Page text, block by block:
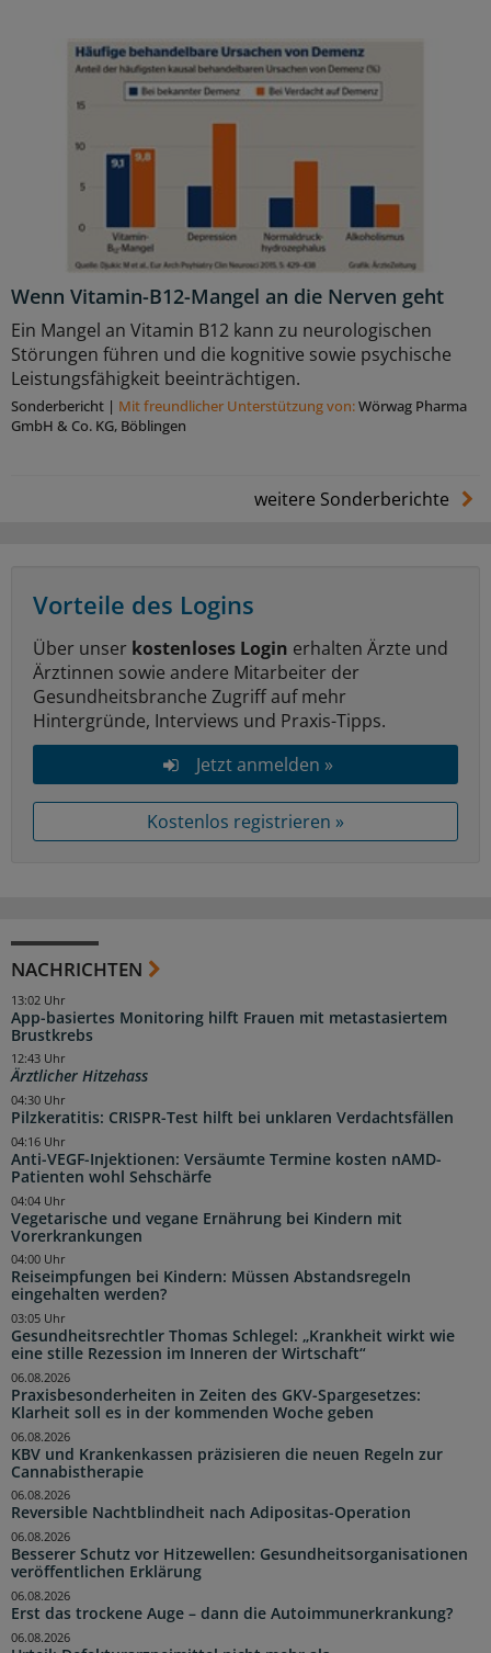
Wenn Vitamin-B12-Mangel an die Nerven geht
Ein Mangel an Vitamin B12 kann zu neurologischen
Störungen führen und die kognitive sowie psychische
Leistungsfähigkeit beeinträchtigen.
Sonderbericht | Mit freundlicher Unterstützung von:Wörwag Pharma
GmbH & Co. KG, Böblingen
weitere Sonderberichte
Vorteile des Logins
Über unser kostenloses Login erhalten Ärzte und
Ärztinnen sowie andere Mitarbeiter der
Gesundheitsbranche Zugriff auf mehr
Hintergründe, Interviews und Praxis-Tipps.
Jetzt anmelden »
Kostenlos registrieren »
NACHRICHTEN
App-basiertes Monitoring hilft Frauen mit metastasiertem
Brustkrebs
13:02 Uhr
Ärztlicher Hitzehass
12:43 Uhr
Pilzkeratitis: CRISPR-Test hilft bei unklaren Verdachtsfällen
04:30 Uhr
Anti-VEGF-Injektionen: Versäumte Termine kosten nAMD-
Patienten wohl Sehschärfe
04:16 Uhr
Vegetarische und vegane Ernährung bei Kindern mit
Vorerkrankungen
04:04 Uhr
Reiseimpfungen bei Kindern: Müssen Abstandsregeln
eingehalten werden?
04:00 Uhr
Gesundheitsrechtler Thomas Schlegel: „Krankheit wirkt wie
eine stille Rezession im Inneren der Wirtschaft“
03:05 Uhr
Praxisbesonderheiten in Zeiten des GKV-Spargesetzes:
Klarheit soll es in der kommenden Woche geben
06.08.2026
KBV und Krankenkassen präzisieren die neuen Regeln zur
Cannabistherapie
06.08.2026
Reversible Nachtblindheit nach Adipositas-Operation
06.08.2026
Besserer Schutz vor Hitzewellen: Gesundheitsorganisationen
veröffentlichen Erklärung
06.08.2026
Erst das trockene Auge – dann die Autoimmunerkrankung?
06.08.2026
06.08.2026